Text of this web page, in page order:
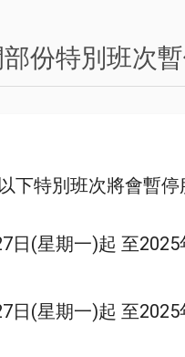
份特別班次
下特別班次將會暫停
日(星期一)起 至
日(星期一)起 至